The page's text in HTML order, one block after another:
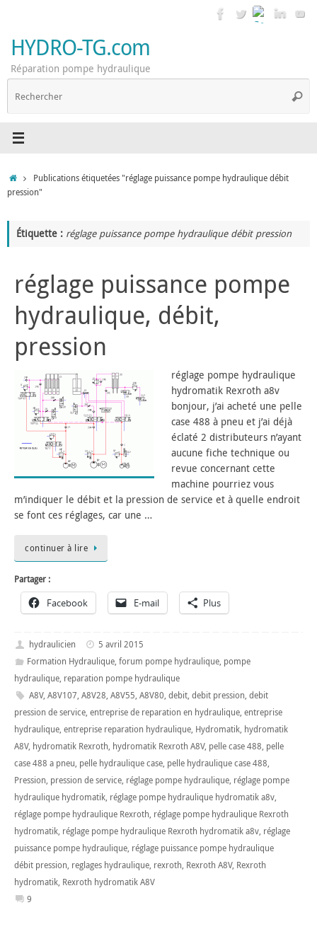
contenu
HYDRO-TG.com
Réparation pompe hydraulique
AccueilPublications étiquetées "réglage puissance pompe hydraulique débit
pression"
Étiquette : réglage puissance pompe hydraulique débit pression
réglage puissance pompe
hydraulique, débit,
pression
réglage pompe hydraulique
hydromatik Rexroth a8v
bonjour, j’ai acheté une pelle
case 488 à pneu et j’ai déjà
éclaté 2 distributeurs n’ayant
aucune fiche technique ou
revue concernant cette
machine pourriez vous
m’indiquer le débit et la pression de service et à quelle endroit
se font ces réglages, car une …
continuer à lire
Partager :
Facebook E-mail Plus
hydraulicien
5 avril 2015
Formation Hydraulique, forum pompe hydraulique, pompe
hydraulique, reparation pompe hydraulique
A8V, A8V107, A8V28, A8V55, A8V80, debit, debit pression, debit
pression de service, entreprise de reparation en hydraulique, entreprise
hydraulique, entreprise reparation hydraulique, Hydromatik, hydromatik
A8V, hydromatik Rexroth, hydromatik Rexroth A8V, pelle case 488, pelle
case 488 a pneu, pelle hydraulique case, pelle hydraulique case 488,
Pression, pression de service, réglage pompe hydraulique, réglage pompe
hydraulique hydromatik, réglage pompe hydraulique hydromatik a8v,
réglage pompe hydraulique Rexroth, réglage pompe hydraulique Rexroth
hydromatik, réglage pompe hydraulique Rexroth hydromatik a8v, réglage
puissance pompe hydraulique, réglage puissance pompe hydraulique
débit pression, reglages hydraulique, rexroth, Rexroth A8V, Rexroth
hydromatik, Rexroth hydromatik A8V
9